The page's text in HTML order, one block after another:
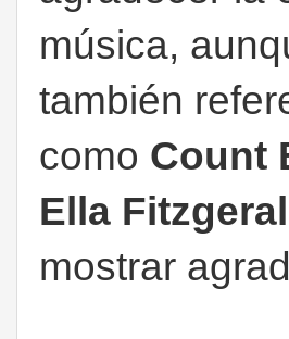
música,
también
como Count
Ella
mostrar